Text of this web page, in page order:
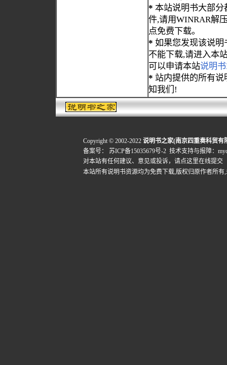
* 本站说明书大部分
件,请用WINRAR解
点免费下载。
* 如果您发现该说明
不能下载,请进入本
可以申请本站说明
* 站内提供的所有
知我们!
Copyright © 2002-2022 说明书之家(南京四重奏科贸有
备案号：
苏ICP备15035679号-2 技术支持与报障：
对本站有任何建议、意见或投诉， 请点这里在线提交
本站所有说明书资源均为免费下载,版权归原作者所